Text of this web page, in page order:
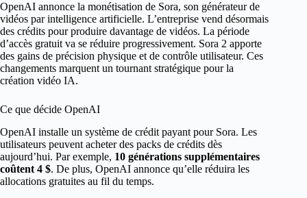
OpenAI annonce la monétisation de Sora, son générateur de
vidéos par intelligence artificielle. L’entreprise vend désormais
des crédits pour produire davantage de vidéos. La période
d’accès gratuit va se réduire progressivement. Sora 2 apporte
des gains de précision physique et de contrôle utilisateur. Ces
changements marquent un tournant stratégique pour la
création vidéo IA.
Ce que décide OpenAI
OpenAI installe un système de crédit payant pour Sora. Les
utilisateurs peuvent acheter des packs de crédits dès
aujourd’hui. Par exemple, 10 générations supplémentaires
coûtent 4 $. De plus, OpenAI annonce qu’elle réduira les
allocations gratuites au fil du temps.